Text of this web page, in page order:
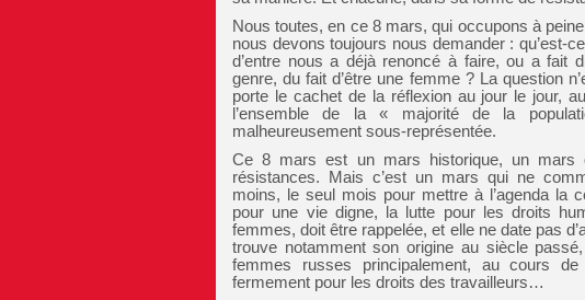
Nous toutes, en ce 8 mars, qui occupons à
nous devons toujours nous demander : qu’est-
d’entre nous a déjà renoncé à faire, ou a fait
genre, du fait d’être une femme ? La question
porte le cachet de la réflexion au jour le jour,
l’ensemble de la « majorité de la
malheureusement sous-représentée.
Ce 8 mars est un mars historique, un mars
résistances. Mais c’est un mars qui ne
moins, le seul mois pour mettre à l’agenda la
pour une vie digne, la lutte pour les droits
femmes, doit être rappelée, et elle ne date pas
trouve notamment son origine au siècle
femmes russes principalement, au cours de
fermement pour les droits des travailleurs…